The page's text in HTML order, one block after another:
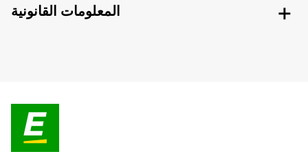
المعلومات القانونية